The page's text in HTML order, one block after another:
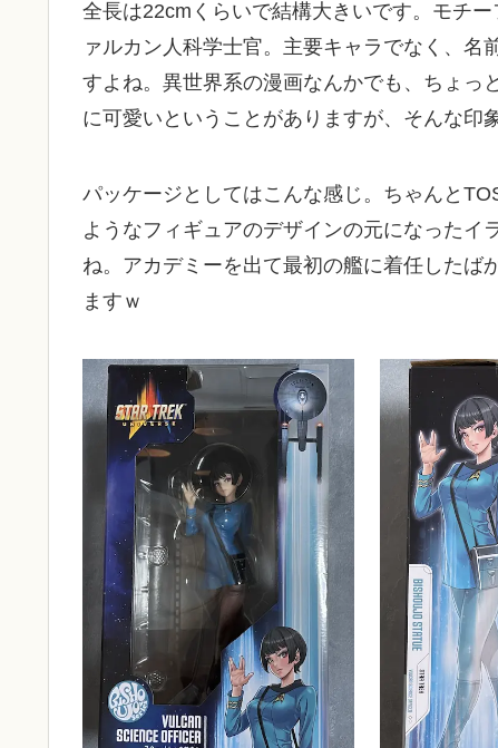
全長は22cmくらいで結構大きいです。モチ
ァルカン人科学士官。主要キャラでなく、
すよね。異世界系の漫画なんかでも、ちょっ
に可愛いということがありますが、そんな印
パッケージとしてはこんな感じ。ちゃんと
ようなフィギュアのデザインの元になったイ
ね。アカデミーを出て最初の艦に着任したば
ますｗ